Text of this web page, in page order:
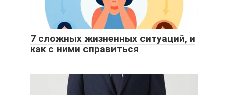
7 сложных жизненных ситуаций, и
как с ними справиться